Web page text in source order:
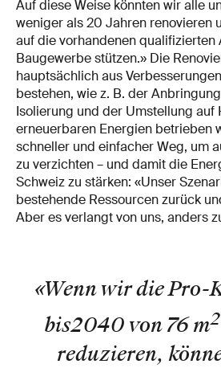
Auf diese Weise könnten wir alle
weniger als 20 Jahren renovieren
auf die vorhandenen qualifizierten
Baugewerbe stützen.» Die
hauptsächlich aus
bestehen, wie z. B. der
Isolierung und der Umstellung auf
erneuerbaren Energien betrieben
schneller und einfacher Weg, um
zu verzichten – und damit die
Schweiz zu stärken: «Unser
bestehende Ressourcen zurück
Aber es verlangt von uns, anders
«Wenn wir die Pro-
bis2040 von 76 m2
reduzieren,